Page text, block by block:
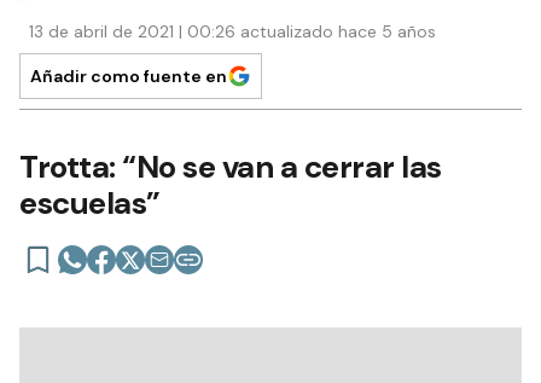
13 de abril de 2021 | 00:26 actualizado hace 5 años
Añadir como fuente en
Trotta: “No se van a cerrar las
escuelas”